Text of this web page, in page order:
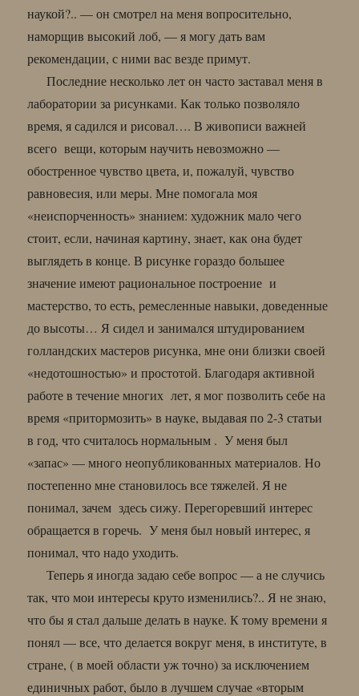
наукой?.. — он смотрел на меня вопросительно,
наморщив высокий лоб, — я могу дать вам
рекомендации, с ними вас везде примут.
Последние несколько лет он часто заставал меня в
лаборатории за рисунками. Как только позволяло
время, я садился и рисовал…. В живописи важней
всего вещи, которым научить невозможно —
обостренное чувство цвета, и, пожалуй, чувство
равновесия, или меры. Мне помогала моя
«неиспорченность» знанием: художник мало чего
стоит, если, начиная картину, знает, как она будет
выглядеть в конце. В рисунке гораздо большее
значение имеют рациональное построение и
мастерство, то есть, ремесленные навыки, доведенные
до высоты… Я сидел и занимался штудированием
голландских мастеров рисунка, мне они близки своей
«недотошностью» и простотой. Благодаря активной
работе в течение многих лет, я мог позволить себе на
время «притормозить» в науке, выдавая по 2-3 статьи
в год, что считалось нормальным . У меня был
«запас» — много неопубликованных материалов. Но
постепенно мне становилось все тяжелей. Я не
понимал, зачем здесь сижу. Перегоревший интерес
обращается в горечь. У меня был новый интерес, я
понимал, что надо уходить.
Теперь я иногда задаю себе вопрос — а не случись
так, что мои интересы круто изменились?.. Я не знаю,
что бы я стал дальше делать в науке. К тому времени я
понял — все, что делается вокруг меня, в институте, в
стране, ( в моей области уж точно) за исключением
единичных работ, было в лучшем случае «вторым